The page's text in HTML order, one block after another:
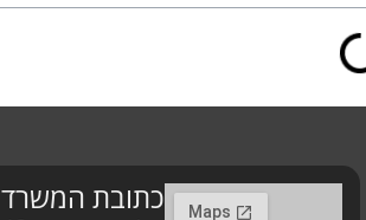
כתובת המשרד